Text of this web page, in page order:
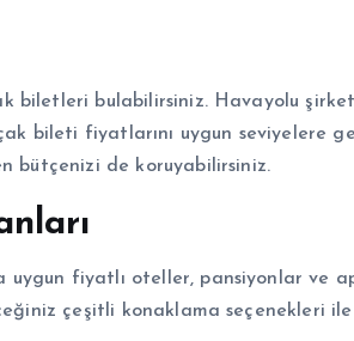
biletleri bulabilirsiniz. Havayolu
bileti fiyatlarını uygun seviyelere
bütçenizi de koruyabilirsiniz.
uygun fiyatlı oteller, pansiyonlar ve
çeşitli konaklama seçenekleri